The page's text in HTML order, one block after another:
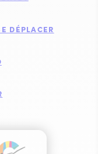
DÉPLACER
NOUS
NOUS